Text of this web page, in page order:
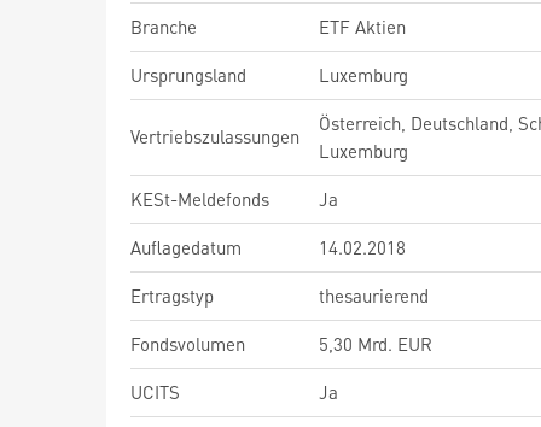
Branche
ETF Aktien
Ursprungsland
Luxemburg
Vertriebszulassungen
Österreich, Deutschland,
Luxemburg
KESt-Meldefonds
Ja
Auflagedatum
14.02.2018
Ertragstyp
thesaurierend
Fondsvolumen
5,30 Mrd. EUR
UCITS
Ja